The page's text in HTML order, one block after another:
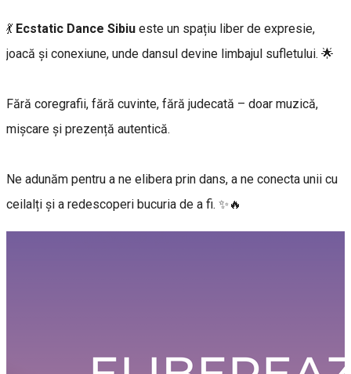
💃 Ecstatic Dance Sibiu este un spațiu liber de expresie,
joacă și conexiune, unde dansul devine limbajul sufletului. 🌟
Fără coregrafii, fără cuvinte, fără judecată – doar muzică,
mișcare și prezență autentică.
Ne adunăm pentru a ne elibera prin dans, a ne conecta unii cu
ceilalți și a redescoperi bucuria de a fi. ✨🔥